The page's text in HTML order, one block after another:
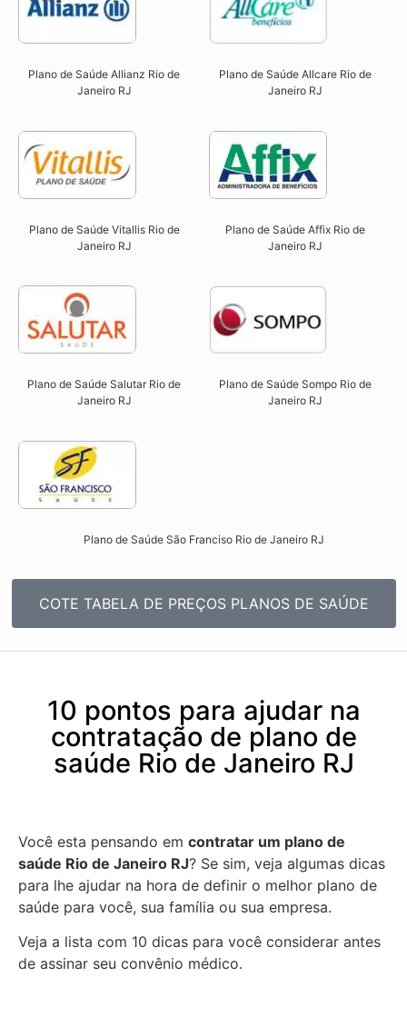
Plano de Saúde Allianz Rio de
Janeiro RJ​
Plano de Saúde Allcare Rio de
Janeiro RJ​
Plano de Saúde Vitallis Rio de
Janeiro RJ​
Plano de Saúde Affix Rio de
Janeiro RJ​
Plano de Saúde Salutar Rio de
Janeiro RJ​
Plano de Saúde Sompo Rio de
Janeiro RJ​
Plano de Saúde São Franciso Rio de Janeiro RJ​
COTE TABELA DE PREÇOS PLANOS DE SAÚDE
10 pontos para ajudar na
contratação de plano de
saúde Rio de Janeiro RJ
Você esta pensando em contratar um plano de
saúde Rio de Janeiro RJ? Se sim, veja algumas dicas
para lhe ajudar na hora de definir o melhor plano de
saúde para você, sua família ou sua empresa.
Veja a lista com 10 dicas para você considerar antes
de assinar seu convênio médico.